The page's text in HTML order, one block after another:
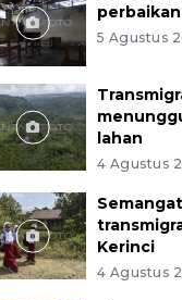
5 Agustus
lahan
4 Agustus
Kerinci
4 Agustus